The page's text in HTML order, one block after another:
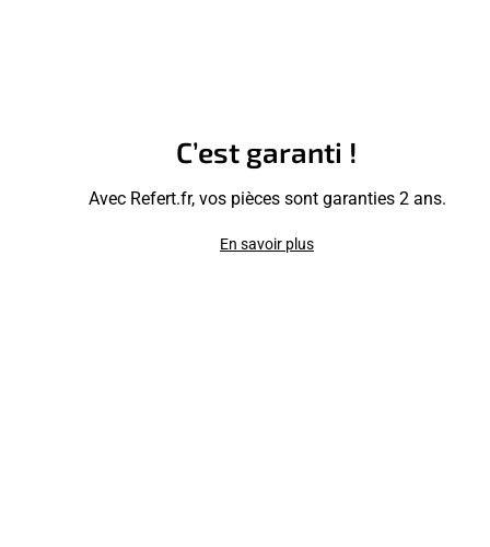
C’est garanti !
Avec Refert.fr, vos pièces sont garanties 2 ans.
En savoir plus